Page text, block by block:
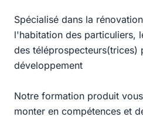
Spécialisé dans la
l'habitation des particuliers,
des téléprospecteurs(trices)
développement
Notre formation produit
monter en compétences et